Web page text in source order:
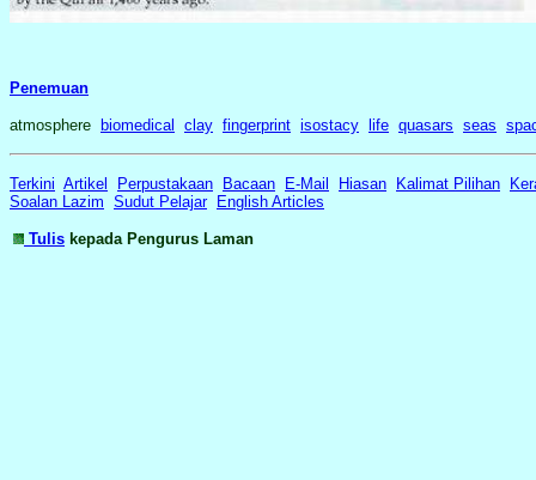
Penemuan
atmosphere biomedical clay fingerprint isostacy life quasars seas
Terkini Artikel Perpustakaan Bacaan E-Mail Hiasan Kalimat Pilihan
Soalan Lazim Sudut Pelajar English Articles
Tulis kepada Pengurus Laman